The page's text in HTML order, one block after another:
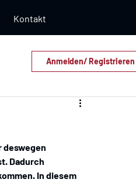
Kontakt
Anmelden/ Registrieren
deswegen
Dadurch
In diesem